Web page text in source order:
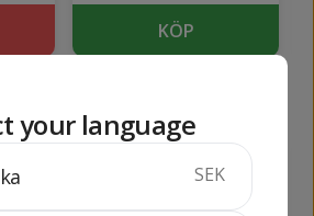
KÖP
kr 849
your language
SEK